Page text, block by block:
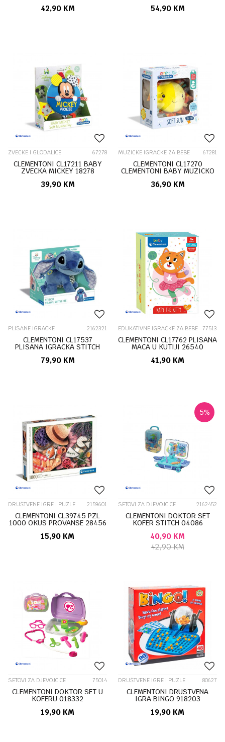
42,90 KM 54,90 KM
ZVEČKE I GLODALICE 67278
CLEMENTONI CL17211 BABY
ZVECKA MICKEY 18278
39,90 KM
MUZIČKE IGRAČKE ZA BEBE 67281
CLEMENTONI CL17270
CLEMENTONI BABY MUZICKO
36,90 KM
PLISANE IGRACKE 2162321
CLEMENTONI CL17537
PLISANA IGRACKA STITCH
79,90 KM
EDUKATIVNE IGRAČKE ZA BEBE 77513
CLEMENTONI CL17762 PLISANA
MACA U KUTIJI 26540
41,90 KM
DRUŠTVENE IGRE I PUZLE 2159601
CLEMENTONI CL39745 PZL
1000 OKUS PROVANSE 28456
15,90 KM
5%
SETOVI ZA DJEVOJCICE 2162452
CLEMENTONI DOKTOR SET
KOFER STITCH 04086
40,90 KM
42,90KM
SETOVI ZA DJEVOJCICE 75014
CLEMENTONI DOKTOR SET U
KOFERU 018332
19,90 KM
DRUŠTVENE IGRE I PUZLE 80627
CLEMENTONI DRUSTVENA
IGRA BINGO 918203
19,90 KM